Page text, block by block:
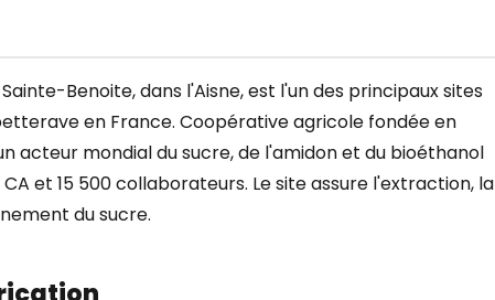
Benoite, dans l'Aisne, est l'un des principaux sites
en France. Coopérative agricole fondée en
acteur mondial du sucre, de l'amidon et du bioéthanol
et 15 500 collaborateurs. Le site assure l'extraction, la
du sucre.